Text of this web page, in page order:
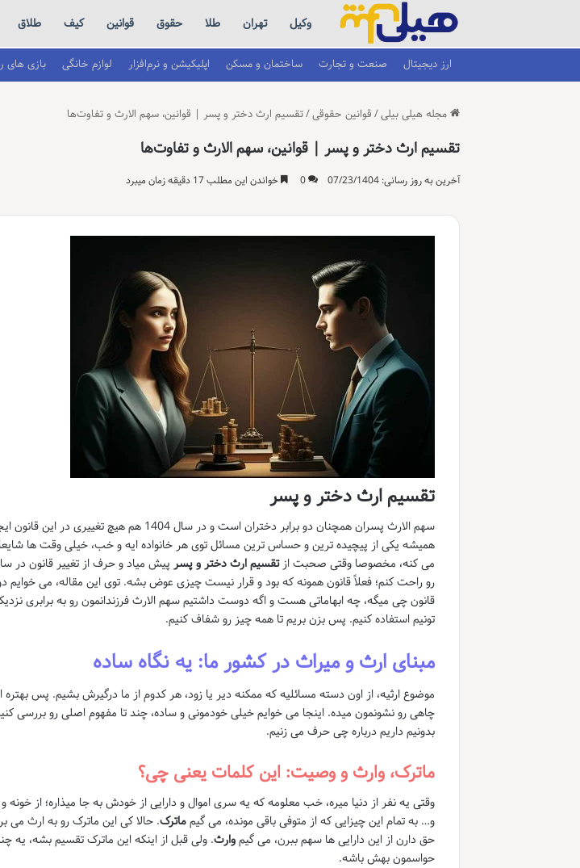
وکیل تهران طلا حقوق قوانین کیف طلاق
ارز دیجیتال صنعت و تجارت ساختمان و مسکن اپلیکیشن و نرم‌افزار لوازم خانگی بازی های
مجله هیلی بیلی/ قوانین حقوقی/تقسیم ارث دختر و پسر | قوانین، سهم الارث و تفاوت‌ها
تقسیم ارث دختر و پسر | قوانین، سهم الارث و تفاوت‌ها
آخرین به روز رسانی: 07/23/1404 0 خواندن این مطلب 17 دقیقه زمان میبرد
تقسیم ارث دختر و پسر
سهم الارث پسران همچنان دو برابر دختران است و در سال
همیشه یکی از پیچیده ترین و حساس ترین مسائل توی هر خانواده ایه و خب، خیلی وقت ها
می کنه، مخصوصا وقتی صحبت ازتقسیم ارث دختر و پسر پیش میاد و حرف از تغییر قانون در
رو راحت کنم؛ فعلاً قانون همونه که بود و قرار نیست چیزی عوض بشه. توی این مقاله، می خوایم
قانون چی میگه، چه ابهاماتی هست و اگه دوست داشتیم سهم الارث فرزندانمون رو به برابری
تونیم استفاده کنیم. پس بزن بریم تا همه چیز رو شفاف کنیم.
مبنای ارث و میراث در کشور ما: یه نگاه ساده
موضوع ارثیه، از اون دسته مسائلیه که ممکنه دیر یا زود، هر کدوم از ما درگیرش بشیم. پس بهتره
چاهی رو نشونمون میده. اینجا می خوایم خیلی خودمونی و ساده، چند تا مفهوم اصلی رو بررسی
بدونیم داریم درباره چی حرف می زنیم.
ماترک، وارث و وصیت: این کلمات یعنی چی؟
وقتی یه نفر از دنیا میره، خب معلومه که یه سری اموال و دارایی از خودش به جا میذاره؛ از خونه
و… به تمام این چیزایی که از متوفی باقی مونده، می گیمماترک. حالا کی این ماترک رو به ارث می
حق دارن از این دارایی ها سهم ببرن، می گیموارث. ولی قبل از اینکه این ماترک تقسیم بشه، یه
حواسمون بهش باشه.